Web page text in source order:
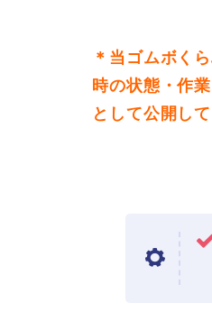
＊当ゴムボく
時の状態・作
として公開し